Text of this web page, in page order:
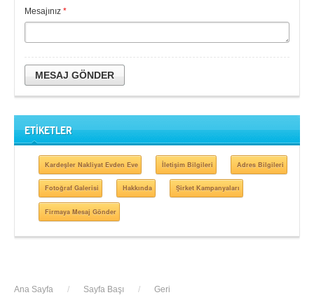
Mesajınız *
MESAJ GÖNDER
ETİKETLER
Kardeşler Nakliyat Evden Eve İletişim Bilgileri Adres Bilgileri
Fotoğraf Galerisi Hakkında Şirket Kampanyaları
Firmaya Mesaj Gönder
Ana Sayfa / Sayfa Başı / Geri